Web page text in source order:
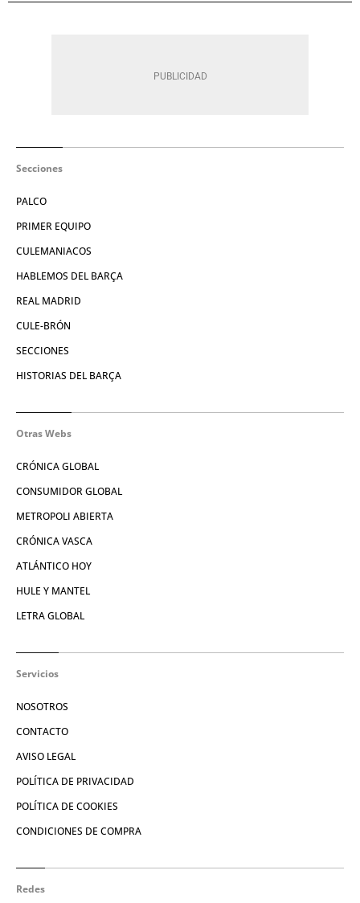
Secciones
PALCO
PRIMER EQUIPO
CULEMANIACOS
HABLEMOS DEL BARÇA
REAL MADRID
CULE-BRÓN
SECCIONES
HISTORIAS DEL BARÇA
Otras Webs
CRÓNICA GLOBAL
CONSUMIDOR GLOBAL
METROPOLI ABIERTA
CRÓNICA VASCA
ATLÁNTICO HOY
HULE Y MANTEL
LETRA GLOBAL
Servicios
NOSOTROS
CONTACTO
AVISO LEGAL
POLÍTICA DE PRIVACIDAD
POLÍTICA DE COOKIES
CONDICIONES DE COMPRA
Redes